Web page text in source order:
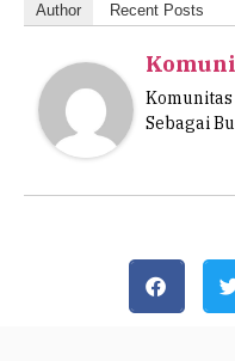
Author Recent Posts
Sebagai